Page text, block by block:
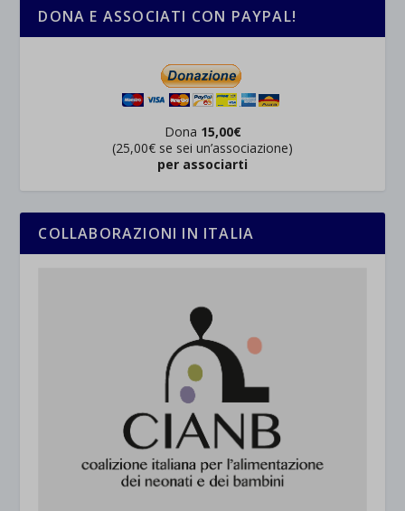
DONA E ASSOCIATI CON PAYPAL!
Dona 15,00€
(25,00€ se sei un’associazione)
per associarti
COLLABORAZIONI IN ITALIA